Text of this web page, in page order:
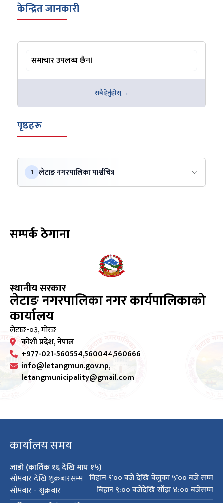
केन्द्रित जानकारी
समाचार उपलब्ध छैन।
सबै हेर्नुहोस्
पृष्ठहरू
1 लेटाङ नगरपालिका पार्श्वचित्र
सम्पर्क ठेगाना
स्थानीय सरकार
लेटाङ नगरपालिका नगर कार्यपालिकाको
कार्यालय
लेटाङ-०३, मोरङ
कोशी प्रदेश, नेपाल
+977-021-560554,560044,560666
info@letangmun.gov.np,
letangmunicipality@gmail.com
कार्यालय समय
जाडो (कार्तिक १६ देखि माघ १५)
सोमबार देखि शुक्रबारसम्म विहान ९ः०० बजे देखि बेलुका ५ः०० बजे सम्म
सोमबार - शुक्रबार
बिहान ९:०० बजेदेखि साँझ ४:०० बजेसम्म